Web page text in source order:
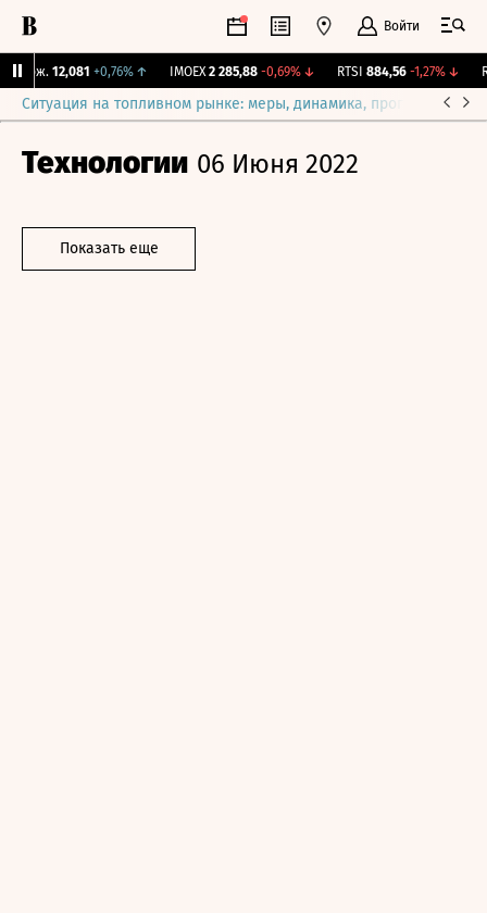
Войти
Бирж. 12,081 +0,76%↑ IMOEX 2 285,88 -0,69%↓ RTSI 884,56 -1,27%↓
Ситуация на топливном рынке: меры, динамика, прогнозы
Технологии 06 Июня 2022
Показать еще